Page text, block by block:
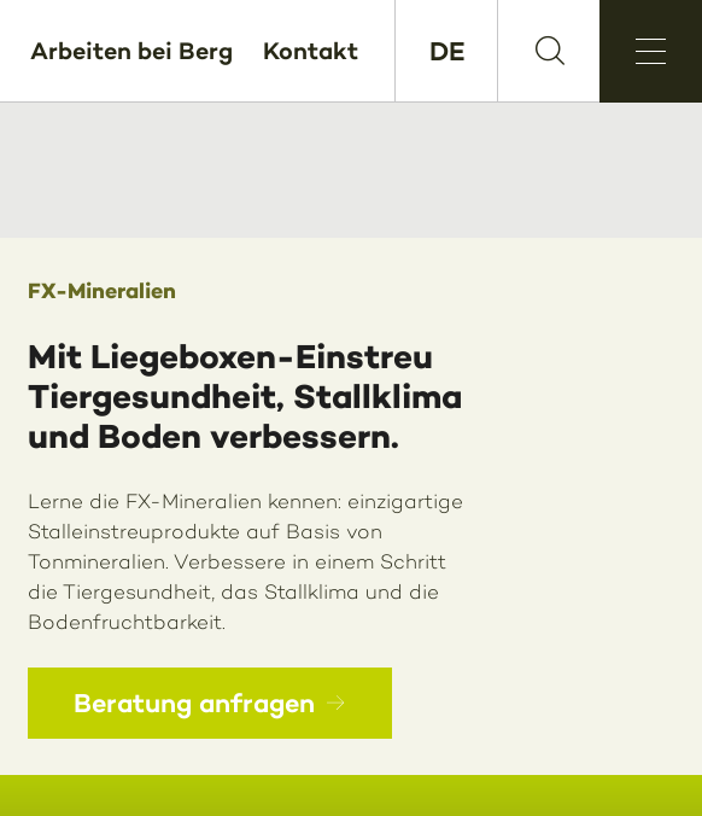
Arbeiten bei Berg Kontakt DE
FX-Mineralien
Mit Liegeboxen-Einstreu
Tiergesundheit, Stallklima
und Boden verbessern.
Lerne die FX-Mineralien kennen: einzigartige
Stalleinstreuprodukte auf Basis von
Tonmineralien. Verbessere in einem Schritt
die Tiergesundheit, das Stallklima und die
Bodenfruchtbarkeit.
Beratung anfragen